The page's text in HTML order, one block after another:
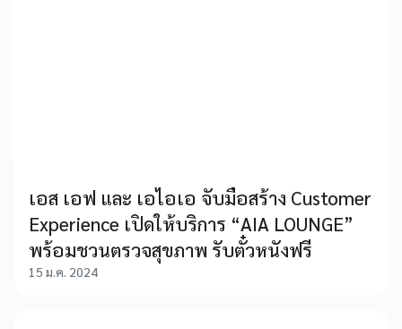
เอส เอฟ และ เอไอเอ จับมือสร้าง Customer
Experience เปิดให้บริการ “AIA LOUNGE”
พร้อมชวนตรวจสุขภาพ รับตั๋วหนังฟรี
15 ม.ค. 2024